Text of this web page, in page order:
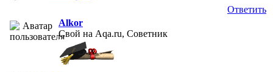
Ответить
Alkor
Свой на Aqa.ru, Советник